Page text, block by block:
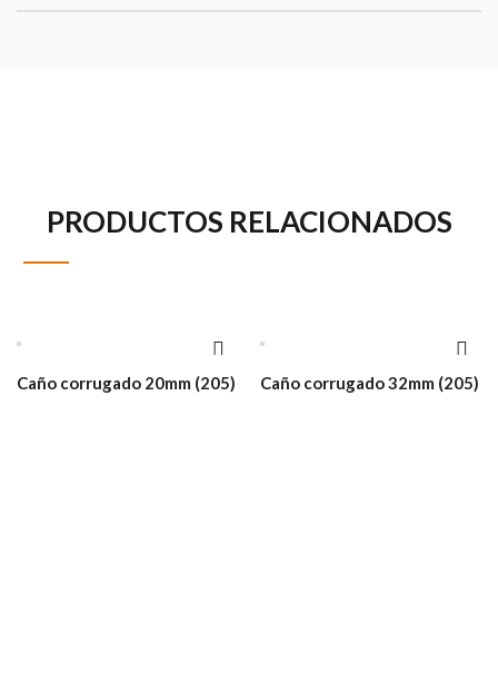
PRODUCTOS RELACIONADOS
Caño corrugado 20mm (205) Caño corrugado 32mm (205)